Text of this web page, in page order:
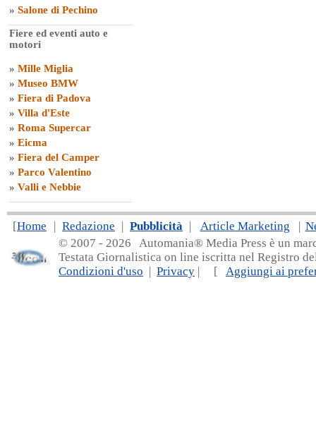
» Salone di Pechino
Fiere ed eventi auto e
motori
» Mille Miglia
» Museo BMW
» Fiera di Padova
» Villa d'Este
» Roma Supercar
» Eicma
» Fiera del Camper
» Parco Valentino
» Valli e Nebbie
[Home | Redazione | Pubblicità | Article Marketing |
© 2007 - 2026 Automania® Media Press è un
Testata Giornalistica on line iscritta nel Registro
Condizioni d'uso | Privacy | [ Aggiungi ai